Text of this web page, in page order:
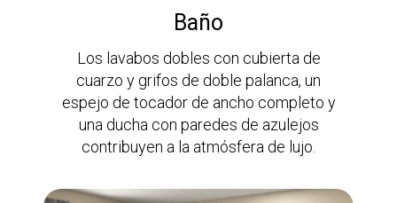
Baño
Los lavabos dobles con cubierta de
cuarzo y grifos de doble palanca, un
espejo de tocador de ancho completo y
una ducha con paredes de azulejos
contribuyen a la atmósfera de lujo.